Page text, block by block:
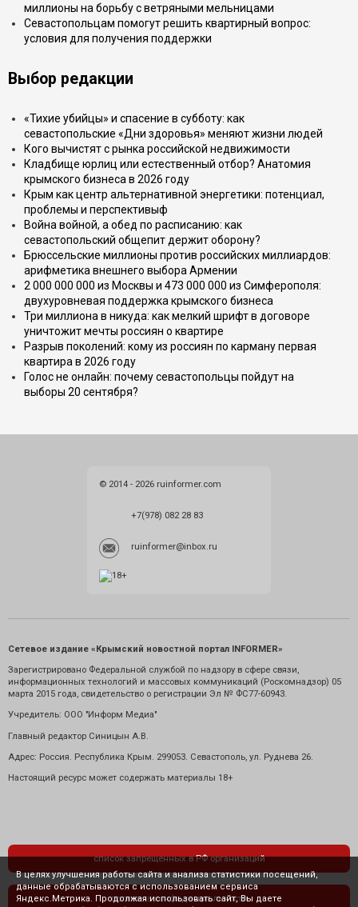
миллионы на борьбу с ветряными мельницами
Севастопольцам помогут решить квартирный вопрос:
условия для получения поддержки
Выбор редакции
«Тихие убийцы» и спасение в субботу: как
севастопольские «Дни здоровья» меняют жизни людей
Кого вычистят с рынка российской недвижимости
Кладбище юрлиц или естественный отбор? Анатомия
крымского бизнеса в 2026 году
Крым как центр альтернативной энергетики: потенциал,
проблемы и перспективыф
Война войной, а обед по расписанию: как
севастопольский общепит держит оборону?
Брюссельские миллионы против российских миллиардов:
арифметика внешнего выбора Армении
2 000 000 000 из Москвы и 473 000 000 из Симферополя:
двухуровневая поддержка крымского бизнеса
Три миллиона в никуда: как мелкий шрифт в договоре
уничтожит мечты россиян о квартире
Разрыв поколений: кому из россиян по карману первая
квартира в 2026 году
Голос не онлайн: почему севастопольцы пойдут на
выборы 20 сентября?
© 2014 - 2026 ruinformer.com
+7(978) 082 28 83
ruinformer@inbox.ru
Сетевое издание «Крымский новостной портал INFORMER»
Зарегистрировано Федеральной службой по надзору в сфере связи,
информационных технологий и массовых коммуникаций (Роскомнадзор) 05
марта 2015 года, свидетельство о регистрации Эл № ФС77-60943.
Учредитель: ООО "Информ Медиа"
Главный редактор Синицын А.В.
Адрес: Россия. Республика Крым. 299053. Севастополь, ул. Руднева 26.
Настоящий ресурс может содержать материалы 18+
список запрещенных в РФ организаций
политика конфиденциальности
В целях улучшения работы сайта и анализа статистики посещений,
данные обрабатываются с использованием сервиса
Яндекс.Метрика. Продолжая использовать сайт, Вы даете